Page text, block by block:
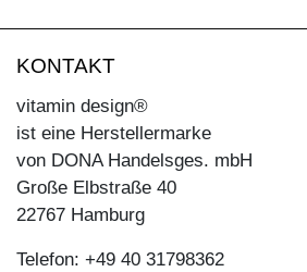
KONTAKT
vitamin design®
ist eine Herstellermarke
von DONA Handelsges. mbH
Große Elbstraße 40
22767 Hamburg
Telefon: +49 40 31798362